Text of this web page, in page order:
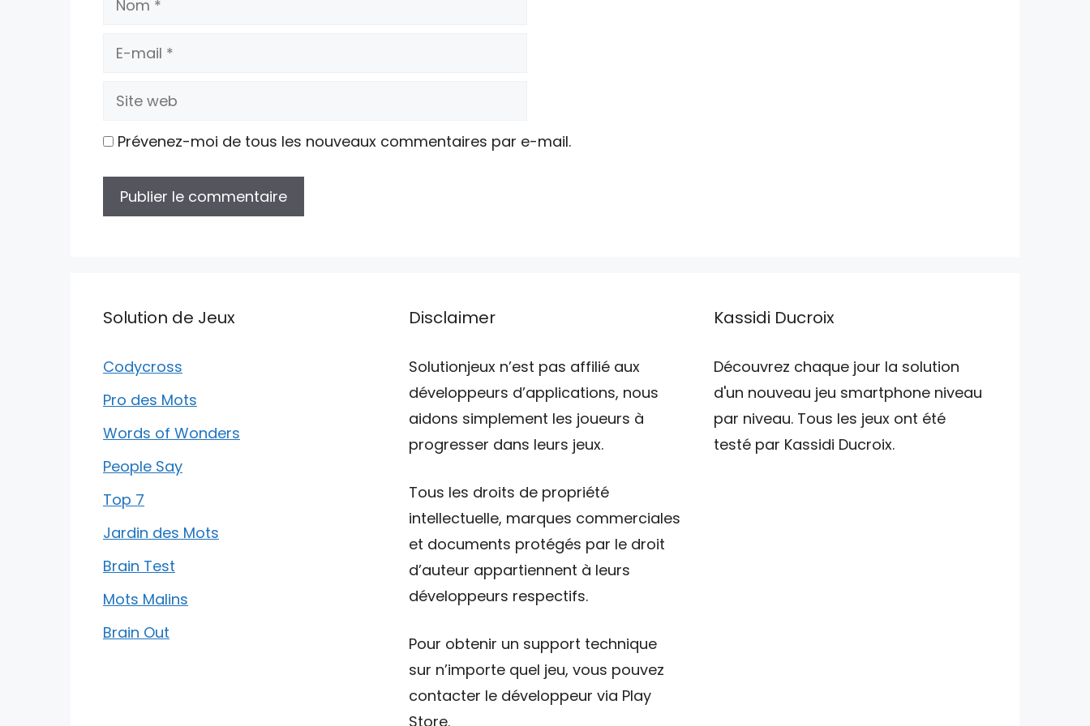
E-
Site
Prévenez-moi de tous les nouveaux commentaires par e-mail.
Solution de Jeux
Codycross
Pro des Mots
Words of Wonders
People Say
Top 7
Jardin des Mots
Brain Test
Mots Malins
Brain Out
Disclaimer
Solutionjeux n’est pas affilié aux
développeurs d’applications, nous
aidons simplement les joueurs à
progresser dans leurs jeux.
Tous les droits de propriété
intellectuelle, marques commerciales
et documents protégés par le droit
d’auteur appartiennent à leurs
développeurs respectifs.
Pour obtenir un support technique
sur n’importe quel jeu, vous pouvez
contacter le développeur via Play
Store.
Kassidi Ducroix
Découvrez chaque jour la solution
d'un nouveau jeu smartphone niveau
par niveau. Tous les jeux ont été
testé par Kassidi Ducroix.